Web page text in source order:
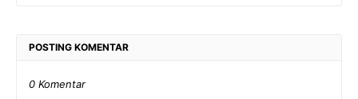
POSTING KOMENTAR
0 Komentar